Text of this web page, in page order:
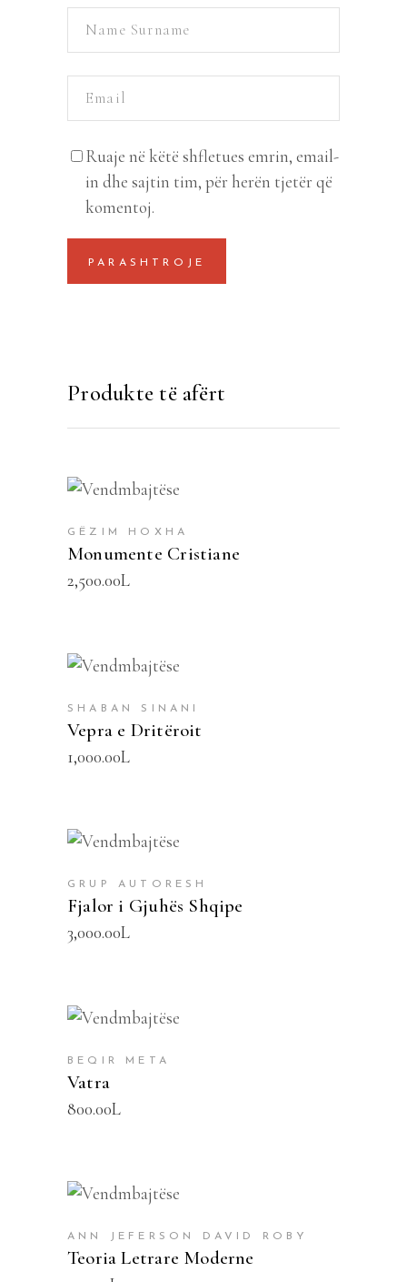
Ruaje në këtë shfletues emrin, email-
in dhe sajtin tim, për herën tjetër që
komentoj.
Produkte të afërt
SHTOJE NË SHPORTË
GËZIM HOXHA
Monumente Cristiane
2,500.00L
SHTOJE NË SHPORTË
SHABAN SINANI
Vepra e Dritëroit
1,000.00L
SHTOJE NË SHPORTË
GRUP AUTORESH
Fjalor i Gjuhës Shqipe
3,000.00L
SHTOJE NË SHPORTË
BEQIR META
Vatra
800.00L
SHTOJE NË SHPORTË
ANN JEFERSON DAVID ROBY
Teoria Letrare Moderne